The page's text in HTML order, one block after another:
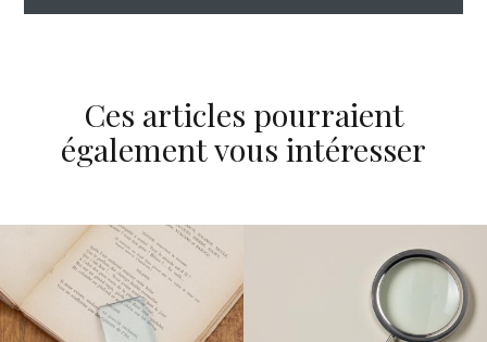
Ces articles pourraient
également vous intéresser